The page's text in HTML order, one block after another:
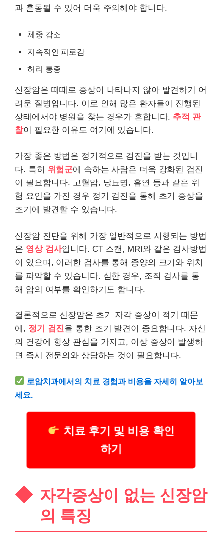
과 혼동될 수 있어 더욱 주의해야 합니다.
체중 감소
지속적인 피로감
허리 통증
신장암은 때때로 증상이 나타나지 않아 발견하기 어
려운 질병입니다. 이로 인해 많은 환자들이 진행된
상태에서야 병원을 찾는 경우가 흔합니다. 추적 관
찰이 필요한 이유도 여기에 있습니다.
가장 좋은 방법은 정기적으로 검진을 받는 것입니
다. 특히 위험군에 속하는 사람은 더욱 강화된 검진
이 필요합니다. 고혈압, 당뇨병, 흡연 등과 같은 위
험 요인을 가진 경우 정기 검진을 통해 초기 증상을
조기에 발견할 수 있습니다.
신장암 진단을 위해 가장 일반적으로 시행되는 방법
은 영상 검사입니다. CT 스캔, MRI와 같은 검사방법
이 있으며, 이러한 검사를 통해 종양의 크기와 위치
를 파악할 수 있습니다. 심한 경우, 조직 검사를 통
해 암의 여부를 확인하기도 합니다.
결론적으로 신장암은 초기 자각 증상이 적기 때문
에, 정기 검진을 통한 조기 발견이 중요합니다. 자신
의 건강에 항상 관심을 가지고, 이상 증상이 발생하
면 즉시 전문의와 상담하는 것이 필요합니다.
로암치과에서의 치료 경험과 비용을 자세히 알아보
세요.
치료 후기 및 비용 확인
하기
자각증상이 없는 신장암
의 특징